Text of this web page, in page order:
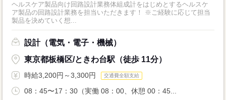
ヘルスケア製品向け回路設計業務体組成計をはじめとするヘルスケ
ア製品の回路設計業務を担当いただきます！ ※ご経験に応じて担当
製品を決めていく想...
設計（電気・電子・機械）
東京都板橋区/ときわ台駅（徒歩 11分）
時給3,200円～3,300円 交通費全額支給
08：45〜17：30（実働 08：00、休憩 00：45...